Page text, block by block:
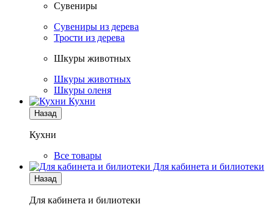
Сувениры
Сувениры из дерева
Трости из дерева
Шкуры животных
Шкуры животных
Шкуры оленя
Кухни
Назад
Кухни
Все товары
Для кабинета и билиотеки
Назад
Для кабинета и билиотеки